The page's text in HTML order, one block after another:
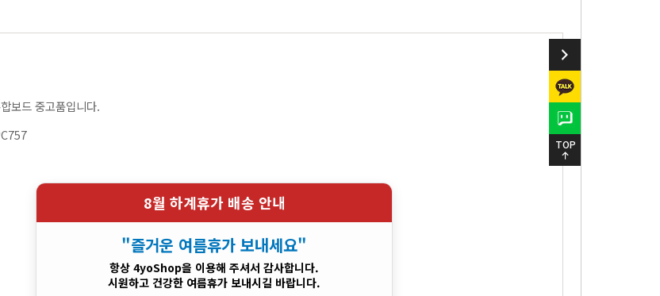
보드 중고품입니다.
8월 하계휴가 배송 안내
"즐거운 여름휴가 보내세요"
항상 4yoShop을 이용해 주셔서 감사합니다.
시원하고 건강한 여름휴가 보내시길 바랍니다.
TOP